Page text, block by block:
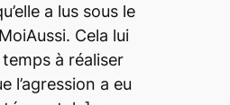
a lus sous le
Cela lui
temps à réaliser
l’agression a eu